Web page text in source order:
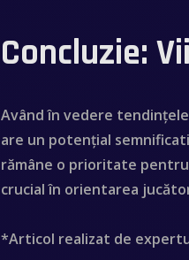
Concluzie:
Având în vedere
are un potențial
rămâne o prioritate
crucial în orientarea
*Articol realizat de